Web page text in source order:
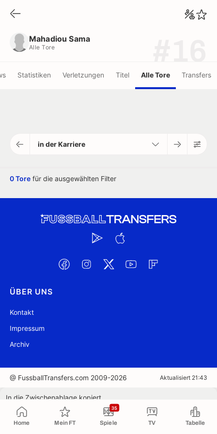
Home Mein FT Spiele
35
TV Tabelle
Mahadiou Sama
Alle Tore
Statistiken Verletzungen Titel Alle Tore Transfers
in der Karriere
0 Tore für die ausgewählten Filter
ÜBER UNS
Kontakt
Impressum
Archiv
@ FussballTransfers.com 2009-2026 Aktualisiert 21:43
In die Zwischenablage kopiert